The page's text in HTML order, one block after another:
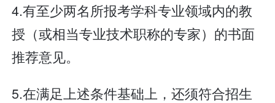
4.有至少两名所报考学科专业领域内的教
授（或相当专业技术职称的专家）的书面
推荐意见。
5.在满足上述条件基础上，还须符合招生